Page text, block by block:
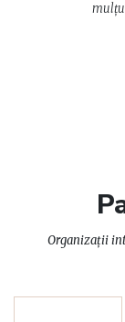
Organizații